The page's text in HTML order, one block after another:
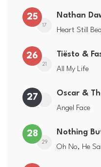
25
17
Nathan
Heart Still
26
21
Tiësto &
All My Life
27 Oscar &
Angel Face
28
29
Nothing
Oh No, He